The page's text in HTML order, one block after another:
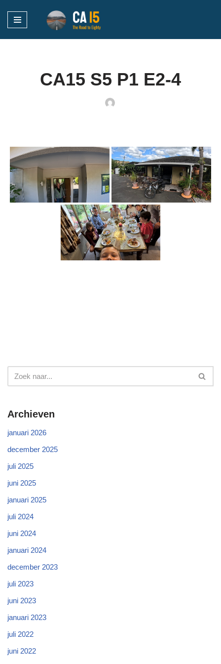
Ga
naar
CA15 S5 P1 E2-4
Archieven
januari 2026
december 2025
juli 2025
juni 2025
januari 2025
juli 2024
juni 2024
januari 2024
december 2023
juli 2023
juni 2023
januari 2023
juli 2022
juni 2022